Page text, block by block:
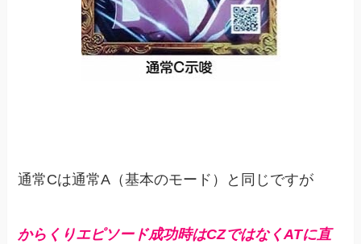
通常Cは通常A（基本のモード）と同じですが
からくりエピソード成功時はCZではなくATに直